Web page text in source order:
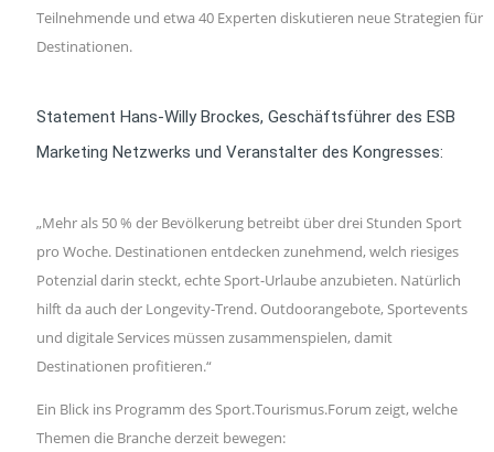
Teilnehmende und etwa 40 Experten diskutieren neue Strategien für
Destinationen.
Statement Hans-Willy Brockes, Geschäftsführer des ESB
Marketing Netzwerks und Veranstalter des Kongresses:
„Mehr als 50 % der Bevölkerung betreibt über drei Stunden Sport
pro Woche. Destinationen entdecken zunehmend, welch riesiges
Potenzial darin steckt, echte Sport-Urlaube anzubieten. Natürlich
hilft da auch der Longevity-Trend. Outdoorangebote, Sportevents
und digitale Services müssen zusammenspielen, damit
Destinationen profitieren.“
Ein Blick ins Programm des Sport.Tourismus.Forum zeigt, welche
Themen die Branche derzeit bewegen: